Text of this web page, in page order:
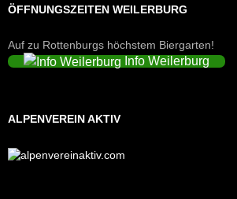
ÖFFNUNGSZEITEN WEILERBURG
Auf zu Rottenburgs höchstem Biergarten!
Info Weilerburg
ALPENVEREIN AKTIV